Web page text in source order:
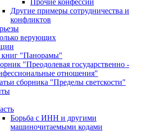
Прочие конфессии
Другие примеры сотрудничества и
конфликтов
верующих
книг "Панорамы"
"Преодолевая государственно -
отношения"
сборника "Пределы светскости"
Борьба с ИНН и другими
машиночитаемыми кодами